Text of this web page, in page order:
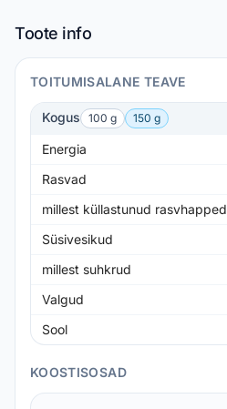
Toote info
TOITUMISALANE TEAVE
Kogus 100 g 150 g
Energia
Rasvad
millest küllastunud rasvhapped
Süsivesikud
millest suhkrud
Valgud
Sool
KOOSTISOSAD